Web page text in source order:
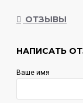
ОТЗЫВЫ
НАПИСАТЬ
Ваше имя